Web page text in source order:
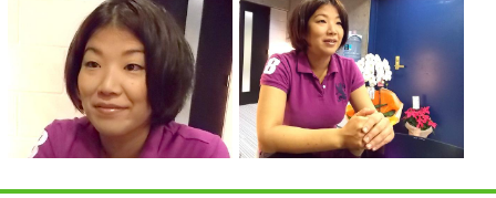
レーニングはその周期で効果
が表れるのが利点ですね。筋
肉量が増えて基礎代謝が上が
り、体脂肪率が落ちていきますので、自然と健康的なダ
イエットが実現します。
これはお客様から伺ったことですが、「とにかく運動を
したい」と思われてる方にとって、一般のスポーツクラ
ブは敷居が高く感じるそうなんです。一通りの説明はあ
ない。周囲の人が気になって気後れしてしまう、等々、